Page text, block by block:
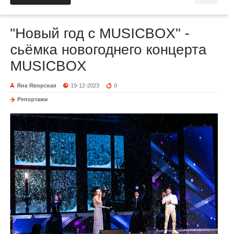
"Новый год с MUSICBOX" -
сьёмка новогоднего концерта
MUSICBOX
Яна Яворская 19-12-2023 0
Репортажи